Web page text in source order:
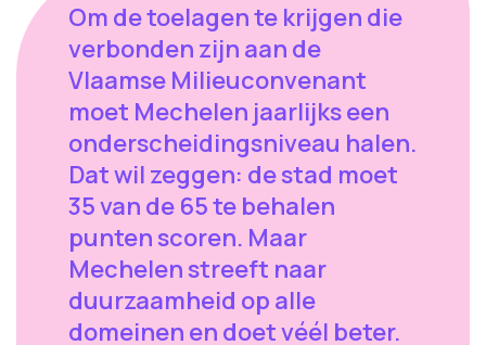
Om de toelagen te krijgen die
verbonden zijn aan de
Vlaamse Milieuconvenant
moet Mechelen jaarlijks een
onderscheidingsniveau halen.
Dat wil zeggen: de stad moet
35 van de 65 te behalen
punten scoren. Maar
Mechelen streeft naar
duurzaamheid op alle
domeinen en doet véél beter.